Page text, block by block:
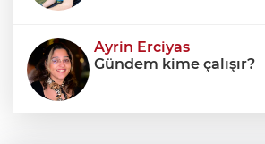
Ayrin Erciyas
Gündem kime çalışır?